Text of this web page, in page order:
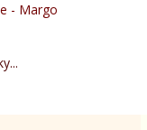
- Margo